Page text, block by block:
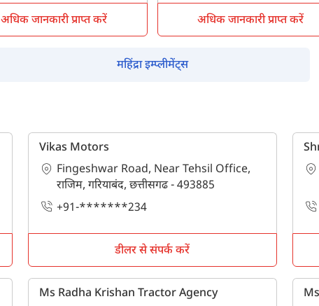
अधिक जानकारी प्राप्त करें
अधिक जानकारी प्राप्त करें
महिंद्रा इम्प्लीमेंट्स
Vikas Motors
Fingeshwar Road, Near Tehsil Office,
राजिम, गरियाबंद, छत्तीसगढ - 493885
+91-*******234
डीलर से संपर्क करें
Ms Radha Krishan Tractor Agency
अपना पूरा नाम दर्ज करें
पिन कोड दर्ज करें *
Also interested in Implement loans
By registering here, I agree to TVS Credit Services
Third Parties for purposes outlined in Privacy Policy.
सबमिट